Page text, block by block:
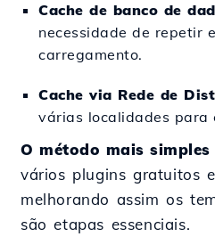
Cache de banco de
necessidade de repetir
carregamento.
Cache via Rede de
várias localidades para
O método mais
vários plugins gratuitos
melhorando assim os
são etapas essenciais.